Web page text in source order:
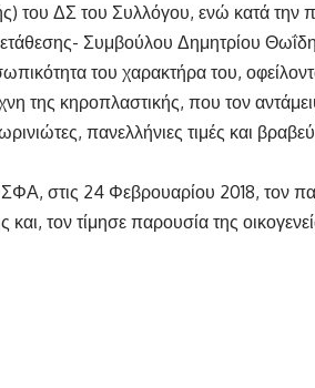
του ΔΣ του Συλλόγου, ενώ κατά την
Συμβούλου Δημητρίου
του χαρακτήρα του,
της κηροπλαστικής, που τον
πανελλήνιες τιμές και
στις 24 Φεβρουαρίου 2018, τον
τον τίμησε παρουσία της